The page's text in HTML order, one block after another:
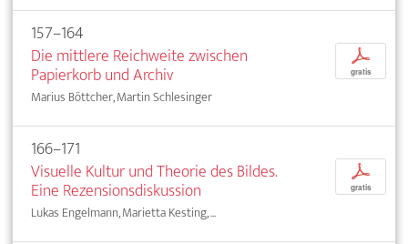
157–164
Die mittlere Reichweite zwischen
Papierkorb und Archiv
Marius Böttcher, Martin Schlesinger
p
gratis
166–171
Visuelle Kultur und Theorie des Bildes.
Eine Rezensionsdiskussion
Lukas Engelmann, Marietta Kesting, ...
p
gratis